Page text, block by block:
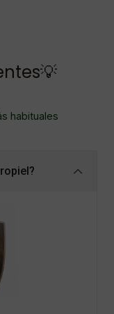
habituales